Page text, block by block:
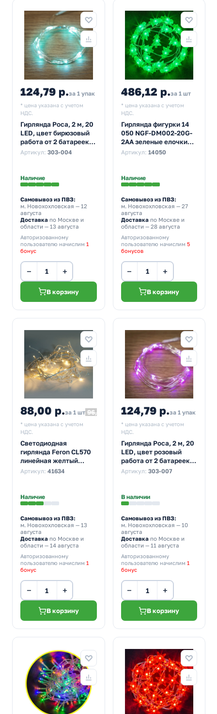
124,79 р.за 1 упак
* цена указана с учетом
НДС.
Гирлянда Роса, 2 м, 20
LED, цвет бирюзовый
работа от 2 батареек
CR2032 в комплекте
Артикул: 303-004
Наличие
Самовывоз из ПВЗ:
м. Новохохловская — 12
августа
Доставка по Москве и
области — 13 августа
Авторизованному
пользователю начислим 1
бонус
− +
В корзину
486,12 р.за 1 шт
* цена указана с учетом
НДС.
Гирлянда фигурки 14
050 NGF-DM002-20G-
2AA зеленые елочки
постоянное свечение,
Артикул: 14050
Наличие
Самовывоз из ПВЗ:
м. Новохохловская — 27
августа
Доставкапо Москве и
области — 28 августа
Авторизованному
пользователю начислим 5
бонусов
− +
В корзину
88,00 р.за 1 шт 96,80
* цена указана с учетом
НДС.
Светодиодная
гирлянда Feron CL570
линейная желтый
20LED 2м+0.5м IP20
Артикул: 41634
Наличие
Самовывоз из ПВЗ:
м. Новохохловская — 13
августа
Доставка по Москве и
области — 14 августа
Авторизованному
пользователю начислим 1
бонус
− +
В корзину
124,79 р.за 1 упак
* цена указана с учетом
НДС.
Гирлянда Роса, 2 м, 20
LED, цвет розовый
работа от 2 батареек
CR2032 в комплекте
Артикул: 303-007
В наличии
Самовывоз из ПВЗ:
м. Новохохловская — 10
августа
Доставкапо Москве и
области — 11 августа
Авторизованному
пользователю начислим 1
бонус
− +
В корзину